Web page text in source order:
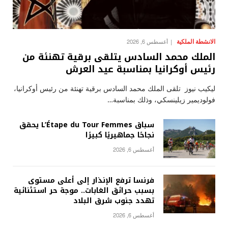
الانشطة الملكية أغسطس 6, 2026
الملك محمد السادس يتلقى برقية تهنئة من
رئيس أوكرانيا بمناسبة عيد العرش
ليكيب نيوز تلقى الملك محمد السادس برقية تهنئة من رئيس أوكرانيا،
فولوديمير زيلينسكي، وذلك بمناسبة…
سباق L’Étape du Tour Femmes يحقق
نجاحًا جماهيريًا كبيرًا
أغسطس 6, 2026
فرنسا ترفع الإنذار إلى أعلى مستوى
بسبب حرائق الغابات.. موجة حر استثنائية
تهدد جنوب شرق البلاد
أغسطس 6, 2026